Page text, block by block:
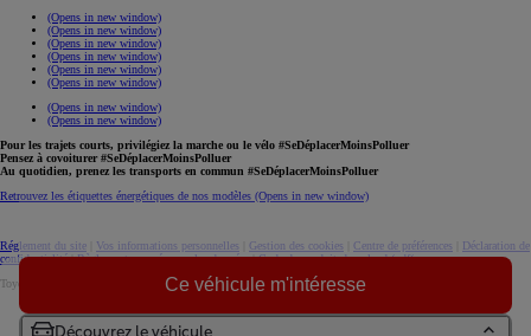
Ce véhicule m'intéresse
Découvrez le véhicule
(Opens in new window)
(Opens in new window)
(Opens in new window)
(Opens in new window)
(Opens in new window)
(Opens in new window)
(Opens in new window)
(Opens in new window)
Pour les trajets courts, privilégiez la marche ou le vélo #SeDéplacerMoinsPolluer
Pensez à covoiturer #SeDéplacerMoinsPolluer
Au quotidien, prenez les transports en commun #SeDéplacerMoinsPolluer
Retrouvez les étiquettes énergétiques de nos modèles (Opens in new window)
Réglement du site Vos informations personnelles Gestion des cookies Centre de préférences
Déclaration de
confidentialité|Règlement européen sur les données|Code de conduitedownload (pdf(
Toyota. Tous droits réservés. © 2026
Accessibilité : non conforme